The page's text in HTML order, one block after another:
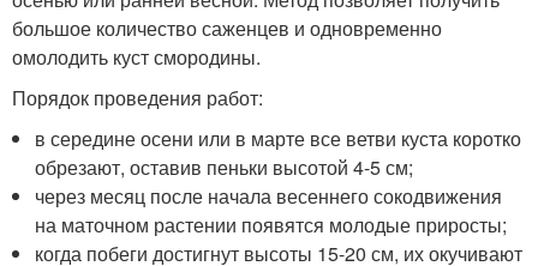
большое количество саженцев и одновременно
омолодить куст смородины.
Порядок проведения работ:
в середине осени или в марте все ветви куста коротко
обрезают, оставив пеньки высотой 4-5 см;
через месяц после начала весеннего сокодвижения
на маточном растении появятся молодые приросты;
когда побеги достигнут высоты 15-20 см, их окучивают